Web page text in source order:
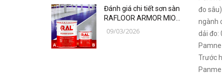
đo
ngành
dải đo:
Trước
Linh, Phụ Kiện Công Nghiệp
Nặng
Hóa chất
Đánh giá chi tiết sơn sàn
RAFLOOR ARMOR MIO
chịu mài mòn vượt trội |
09/03/2026